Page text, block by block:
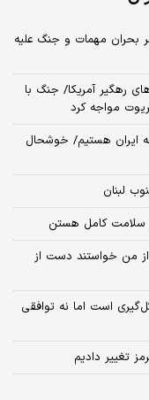
بحران مهمات و جنگ علیه
درصدی موشک های رهگیر آمریکا/ جنگ با
مواجه کرد
ایران هستیم/ خوشحال
لبنان
سلامت کامل هستن
از من خواستند دست از
است اما نه توافقی